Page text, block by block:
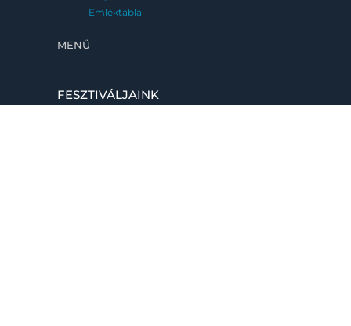
Emléktábla
MENÜ
FESZTIVÁLJAINK